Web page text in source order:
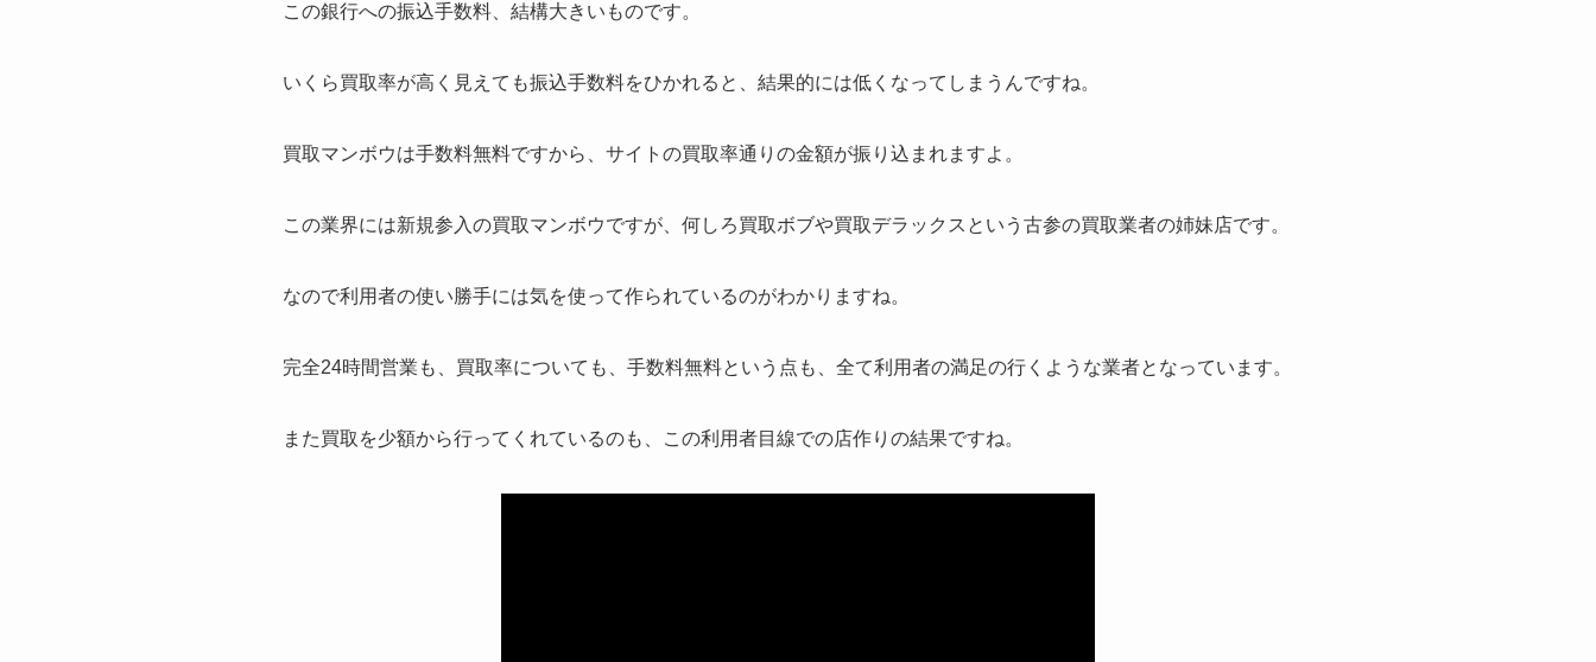
この銀行への振込手数料、結構大きいものです。
いくら買取率が高く見えても振込手数料をひかれると、結果的には低くなってしまうんですね。
買取マンボウは手数料無料ですから、サイトの買取率通りの金額が振り込まれますよ。
この業界には新規参入の買取マンボウですが、何しろ買取ボブや買取デラックスという古参の買取業者の姉妹店です。
なので利用者の使い勝手には気を使って作られているのがわかりますね。
完全24時間営業も、買取率についても、手数料無料という点も、全て利用者の満足の行くような業者となっています。
また買取を少額から行ってくれているのも、この利用者目線での店作りの結果ですね。